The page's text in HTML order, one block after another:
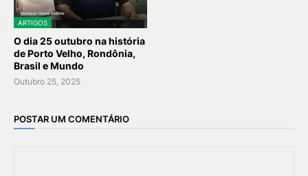
ARTIGOS
O dia 25 outubro na história
de Porto Velho, Rondônia,
Brasil e Mundo
Outubro 25, 2025
POSTAR UM COMENTÁRIO